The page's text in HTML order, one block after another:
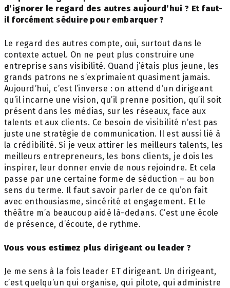
d’ignorer le regard des autres aujourd’hui ? Et faut-
il forcément séduire pour embarquer ?
Le regard des autres compte, oui, surtout dans le
contexte actuel. On ne peut plus construire une
entreprise sans visibilité. Quand j’étais plus jeune, les
grands patrons ne s’exprimaient quasiment jamais.
Aujourd’hui, c’est l’inverse : on attend d’un dirigeant
qu’il incarne une vision, qu’il prenne position, qu’il soit
présent dans les médias, sur les réseaux, face aux
talents et aux clients. Ce besoin de visibilité n’est pas
juste une stratégie de communication. Il est aussi lié à
la crédibilité.Si je veux attirer les meilleurs talents, les
meilleurs entrepreneurs, les bons clients, je dois les
inspirer, leur donner envie de nous rejoindre. Et cela
passe par une certaine forme de séduction – au bon
sens du terme. Il faut savoir parler de ce qu’on fait
avec enthousiasme, sincérité et engagement. Et le
théâtre m’a beaucoup aidé là-dedans. C’est une école
de présence, d’écoute, de rythme.
Vous vous estimez plus dirigeant ou leader ?
Je me sens à la fois leader ET dirigeant. Un dirigeant,
c’est quelqu’un qui organise, qui pilote, qui administre